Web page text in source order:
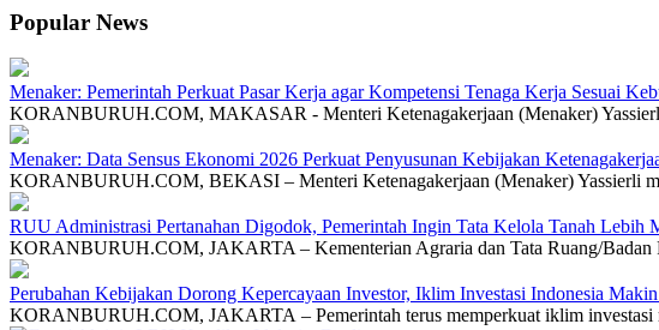
Popular News
Menaker: Pemerintah Perkuat Pasar Kerja agar Kompetensi Tenaga Kerja Sesuai
KORANBURUH.COM, MAKASAR - Menteri Ketenagakerjaan (Menaker)
Menaker: Data Sensus Ekonomi 2026 Perkuat Penyusunan Kebijakan
KORANBURUH.COM, BEKASI – Menteri Ketenagakerjaan (Menaker) Yassierli
RUU Administrasi Pertanahan Digodok, Pemerintah Ingin Tata Kelola Tanah Lebih
KORANBURUH.COM, JAKARTA – Kementerian Agraria dan Tata Ruang/Badan
Perubahan Kebijakan Dorong Kepercayaan Investor, Iklim Investasi Indonesia
KORANBURUH.COM, JAKARTA – Pemerintah terus memperkuat iklim investasi